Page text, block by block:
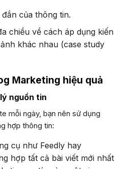
của thông tin.
chiều về cách áp dụng kiến
khác nhau (case study
Marketing hiệu quả
nguồn tin
mỗi ngày, bạn nên sử dụng
hợp thông tin:
cụ như Feedly hay
hợp tất cả bài viết mới nhất